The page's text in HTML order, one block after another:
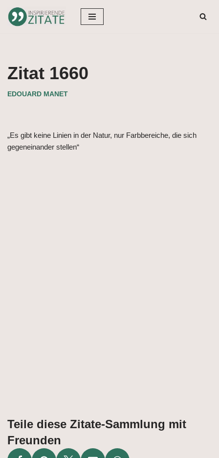
Zum
Zitat 1660
EDOUARD MANET
„Es gibt keine Linien in der Natur, nur Farbbereiche, die sich
gegeneinander stellen“
Teile diese Zitate-Sammlung mit
Freunden